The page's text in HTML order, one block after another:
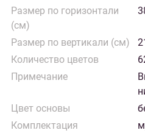
Размер по горизонтали
(см)
Размер по вертикали (см)
Количество цветов
Примечание
Цвет основы
Комплектация